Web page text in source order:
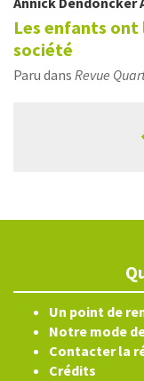
Les enfants
société
Paru dans Revue
Un point de
Notre mode
Contacter la
Crédits